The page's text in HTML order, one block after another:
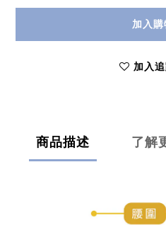
加入
加入
商品描述 了解